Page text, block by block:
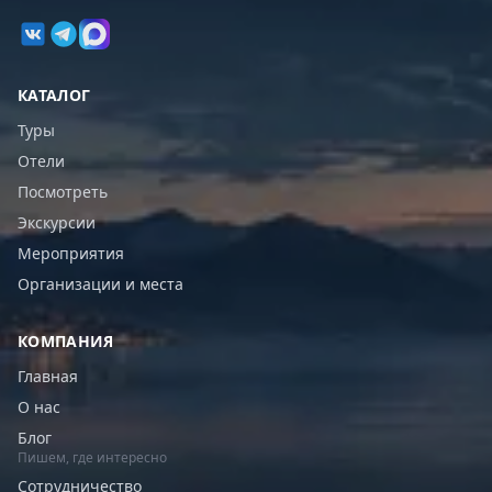
КАТАЛОГ
Туры
Отели
Посмотреть
Экскурсии
Мероприятия
Организации и места
КОМПАНИЯ
Главная
О нас
Блог
Пишем, где интересно
Сотрудничество